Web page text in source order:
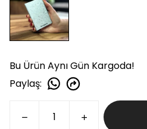
Bu Ürün Aynı Gün Kargoda!
Paylaş: